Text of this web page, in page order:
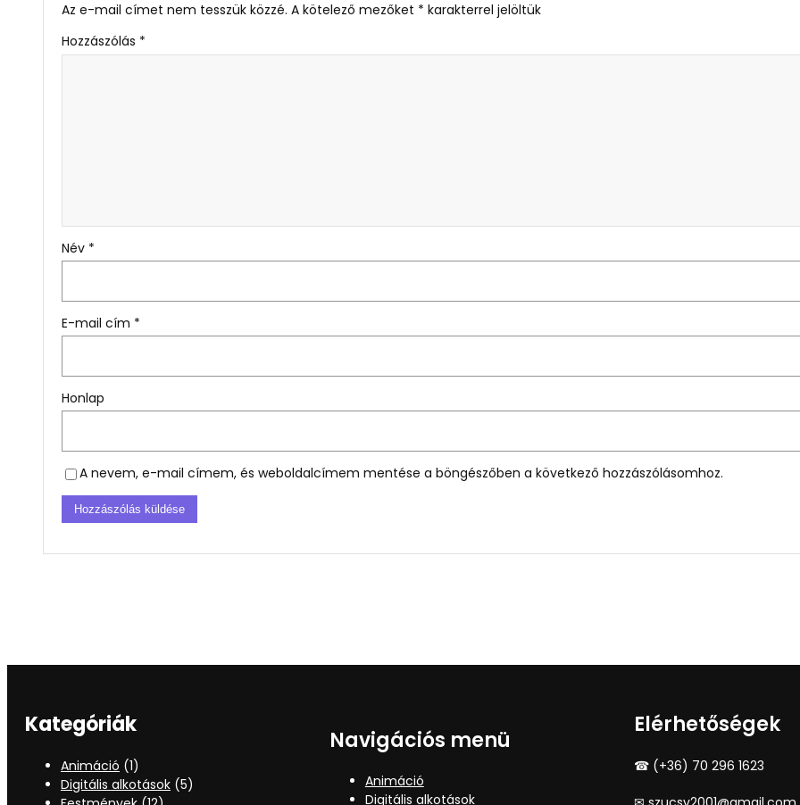
Az e-mail címet nem tesszük közzé. A kötelező mezőket * karakterrel jelöltük
Hozzászólás *
Név *
E-mail cím *
Honlap
A nevem, e-mail címem, és weboldalcímem mentése a böngészőben a következő hozzászólásomhoz.
Kategóriák
Animáció (1)
Digitális alkotások (5)
Navigációs menü
Animáció
Digitális alkotások
Elérhetőségek
☎ (+36) 70 296 1623